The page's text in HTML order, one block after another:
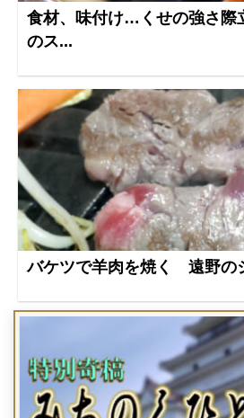
食材、味付け…くせの強さ
のス...
バケツで羊肉を焼く 遠野の